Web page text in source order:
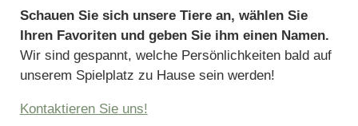
Schauen Sie sich unsere Tiere an, wählen Sie
Ihren Favoriten und geben Sie ihm einen Namen.
Wir sind gespannt, welche Persönlichkeiten bald auf
unserem Spielplatz zu Hause sein werden!
Kontaktieren Sie uns!